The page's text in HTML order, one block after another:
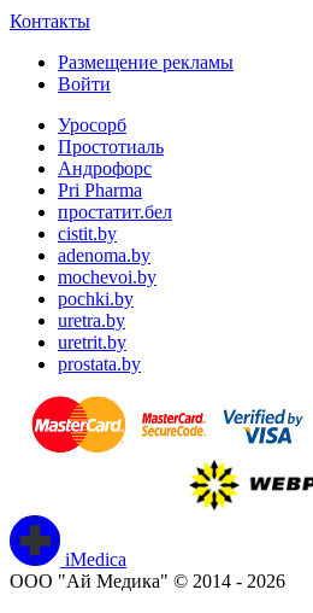
Контакты
Размещение рекламы
Войти
Уросорб
Простотиаль
Андрофорс
Pri Pharma
простатит.бел
cistit.by
adenoma.by
mochevoi.by
pochki.by
uretra.by
uretrit.by
prostata.by
iMedica
ООО "Ай Медика" © 2014 - 2026